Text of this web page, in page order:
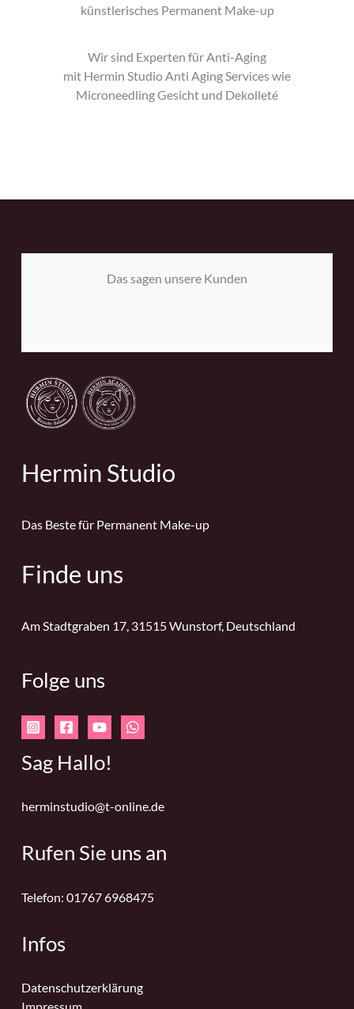
künstlerisches Permanent Make-up
Wir sind Experten für Anti-Aging
mit Hermin Studio Anti Aging Services wie
Microneedling Gesicht und Dekolleté
Das sagen unsere Kunden
Hermin Studio
Das Beste für Permanent Make-up
Finde uns
Am Stadtgraben 17, 31515 Wunstorf, Deutschland
Folge uns
Sag Hallo!
herminstudio@t-online.de
Rufen Sie uns an
Telefon: 01767 6968475
Infos
Datenschutzerklärung